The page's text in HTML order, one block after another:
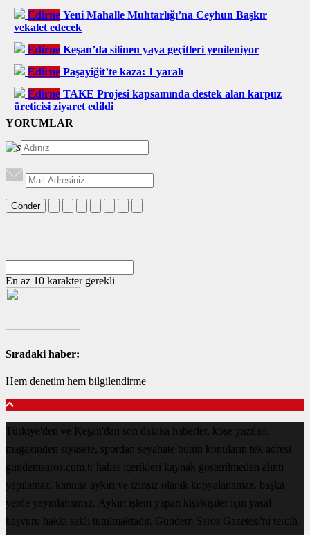
Edirne Yeni Mahalle Muhtarlığı’na Ceyhun Başkır
vekalet edecek
Edirne Keşan’da silinen yaya geçitleri yenileniyor
Edirne Paşayiğit’te kaza: 1 yaralı
Edirne TAKE Projesi kapsamında destek alan karpuz
üreticisi ziyaret edildi
YORUMLAR
Gönder
En az 10 karakter gerekli
Sıradaki haber:
Hem denetim hem bilgilendirme
Türkiye'den ve Keşan'dan son dakika haberler, köşe yazıları,
magazinden siyasete, spordan seyahate bütün konuların tek adresi
gundemsaros.com.tr haber içerikleri kaynak gösterilmeden alıntı
yapılamaz, kanuna aykırı ve izinsiz olarak kopyalanamaz, başka
yerde yayınlanamaz. Aykırı işlem yapan kişi/kişiler için yasal
başvuru hakkı saklı tutulmaktadır. Gündem Saros Gazetesi'ni tercih